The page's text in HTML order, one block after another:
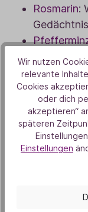
Rosmarin:
Stimmung
Wir nutzen
relevante
Cookies
oder dich
akzeptieren“
späteren
Einstellungen